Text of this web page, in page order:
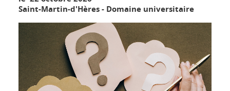
Saint-Martin-d'Hères - Domaine universitaire